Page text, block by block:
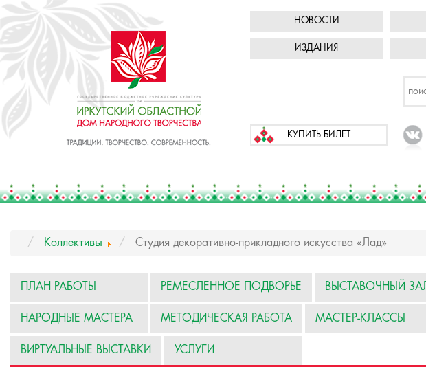
НОВОСТИ
ИЗДАНИЯ
КУПИТЬ БИЛЕТ
Коллективы Cтудия декоративно-прикладного искусства «Лад»
ПЛАН РАБОТЫ РЕМЕСЛЕННОЕ ПОДВОРЬЕ ВЫСТАВОЧНЫЙ ЗАЛ
НАРОДНЫЕ МАСТЕРА МЕТОДИЧЕСКАЯ РАБОТА МАСТЕР-КЛАССЫ
ВИРТУАЛЬНЫЕ ВЫСТАВКИ УСЛУГИ